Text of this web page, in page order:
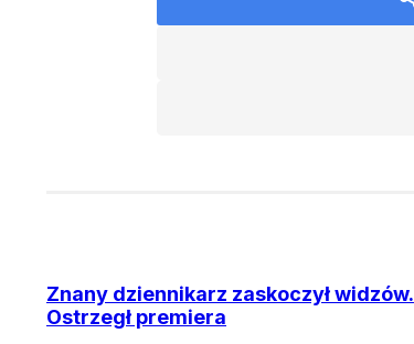
Znany dziennikarz zaskoczył widzów.
Ostrzegł premiera